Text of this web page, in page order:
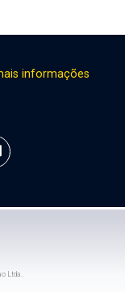
informações
Ltda.